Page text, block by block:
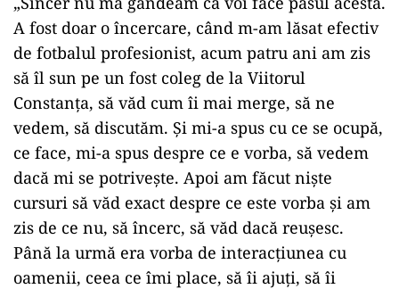
A fost doar o încercare, când m-am lăsat efectiv
de fotbalul profesionist, acum patru ani am zis
să îl sun pe un fost coleg de la Viitorul
Constanţa, să văd cum îi mai merge, să ne
vedem, să discutăm. Şi mi-a spus cu ce se ocupă,
ce face, mi-a spus despre ce e vorba, să vedem
dacă mi se potriveşte. Apoi am făcut nişte
cursuri să văd exact despre ce este vorba şi am
zis de ce nu, să încerc, să văd dacă reuşesc.
Până la urmă era vorba de interacţiunea cu
oamenii, ceea ce îmi place, să îi ajuţi, să îi